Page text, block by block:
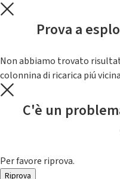
Prova a
Non abbiamo trovato
colonnina di ricarica piú
C'è un
Per favore riprova.
Riprova